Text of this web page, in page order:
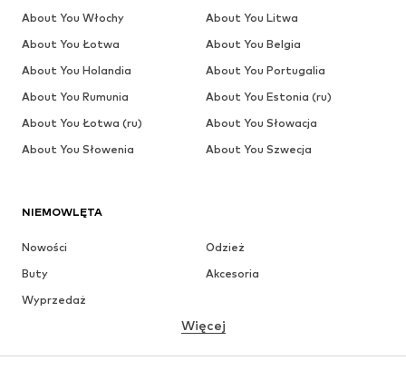
NIEMOWLĘTA
Nowości
Odzież
Buty
Akcesoria
Wyprzedaż
Więcej
About You Włochy
About You Litwa
About You Łotwa
About You Belgia
About You Holandia
About You Portugalia
About You Rumunia
About You Estonia (ru)
About You Łotwa (ru)
About You Słowacja
About You Słowenia
About You Szwecja